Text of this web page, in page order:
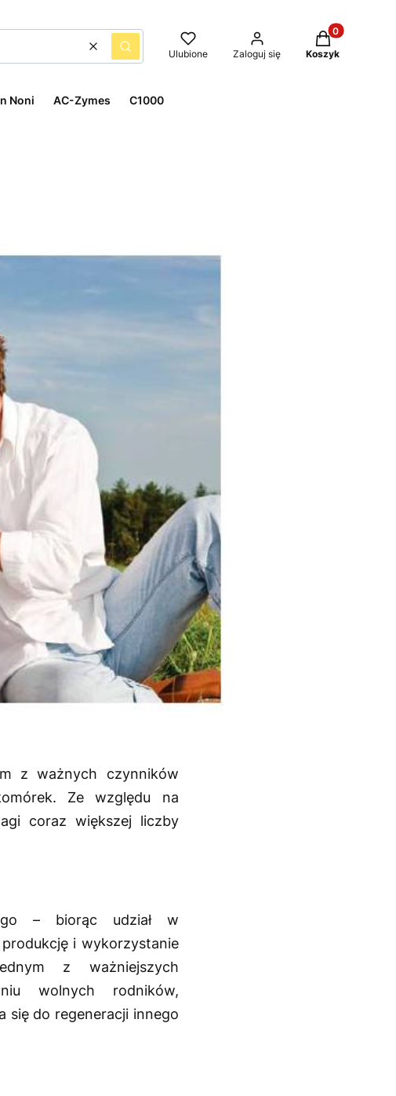
WyczyśćSzukaj Ulubione Zaloguj się
Produkty w
Koszyk
Noni AC-Zymes C1000
z ważnych czynników
Ze względu na
coraz większej liczby
– biorąc udział w
i wykorzystanie
z ważniejszych
wolnych rodników,
się do regeneracji innego